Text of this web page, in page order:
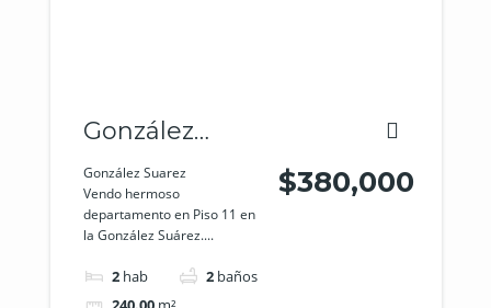
González
Suarez
González Suarez
Vendo hermoso
departamento en Piso 11 en
la González Suárez....
2 hab 2 baños
$380,000